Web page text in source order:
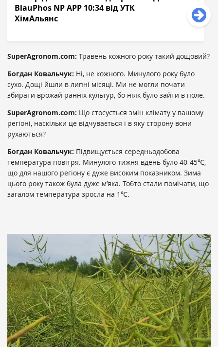
BlauPhos NP APP 10:34 від УТК
ХімAльянс
SuperAgronom.com: Травень кожного року такий дощовий?
Богдан Ковальчук: Ні, не кожного. Минулого року було
сухо. Дощі йшли в липні місяці. Ми не могли почати
збирати врожай ранніх культур, бо ніяк було зайти в поле.
SuperAgronom.com: Що стосується змін клімату у вашому
регіоні, наскільки це відчувається і в яку сторону вони
рухаються?
Богдан Ковальчук: Підвищується середньодобова
температура повітря. Минулого тижня вдень було 40-45℃,
що для нашого регіону є дуже високим показником. Зима
цього року також була дуже м’яка. Тобто стали помічати, що
загалом температура зросла на 1℃.